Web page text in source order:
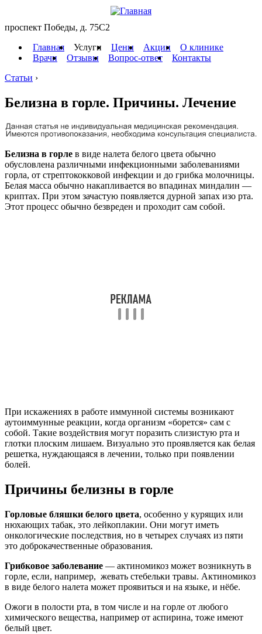
проспект Победы, д. 75C2
Главная
Услуги Цены Акции
О клинике
Врачи
Отзывы Вопрос-ответ
Контакты
Статьи ›
Белизна в горле. Причины. Лечение
Белизна в горле в виде налета белого цвета обычно
обусловлена различными инфекционными заболеваниями
горла, от стрептококковой инфекции и до грибка молочницы.
Белая масса обычно накапливается во впадинах миндалин —
криптах. При этом зачастую появляется дурной запах изо рта.
Этот процесс обычно безвреден и проходит сам собой.
При искажениях в работе иммунной системы возникают
аутоиммунные реакции, когда организм «борется» сам с
собой. Такие воздействия могут поразить слизистую рта и
глотки плоским лишаем. Визуально это проявляется как белая
решетка, нуждающаяся в лечении, только при появлении
болей.
Причины белизны в горле
Горловые бляшки белого цвета, особенно у курящих или
нюхающих табак, это лейкоплакии. Они могут иметь
онкологические последствия, но в четырех случаях из пяти
это доброкачественные образования.
Грибковое заболевание — актиномикоз может возникнуть в
горле, если, например, жевать стебельки травы. Актиномикоз
в виде белого налета может проявиться и на языке, и нёбе.
Ожоги в полости рта, в том числе и на горле от любого
химического вещества, например от аспирина, тоже имеют
белый цвет.